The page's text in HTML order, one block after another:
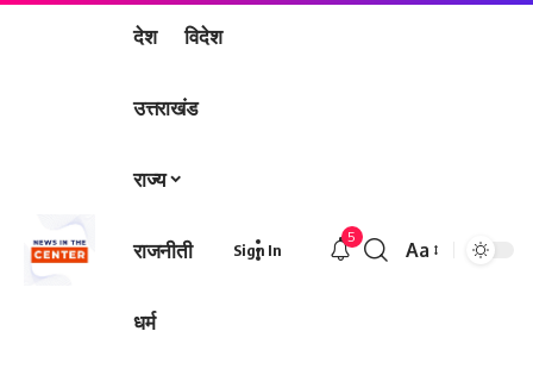
देश विदेश
उत्तराखंड
राज्य
राजनीती
धर्म
Sign In
5
Font
Aa